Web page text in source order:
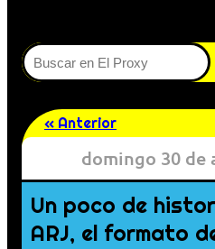
Buscar
« Anterior
domingo 30 de
Un poco de
ARJ, el formato